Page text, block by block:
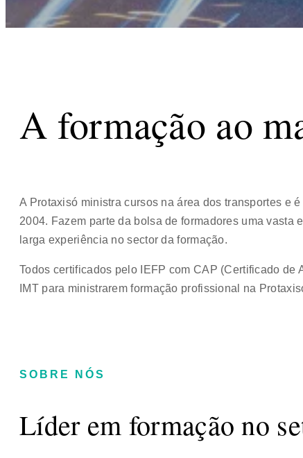
A formação ao
A Protaxisó ministra cursos na área dos transportes e
2004. Fazem parte da bolsa de formadores uma
larga experiência no sector da formação.
Todos certificados pelo IEFP com CAP (Certificado
IMT para ministrarem formação profissional na
SOBRE NÓS
Líder em formação no